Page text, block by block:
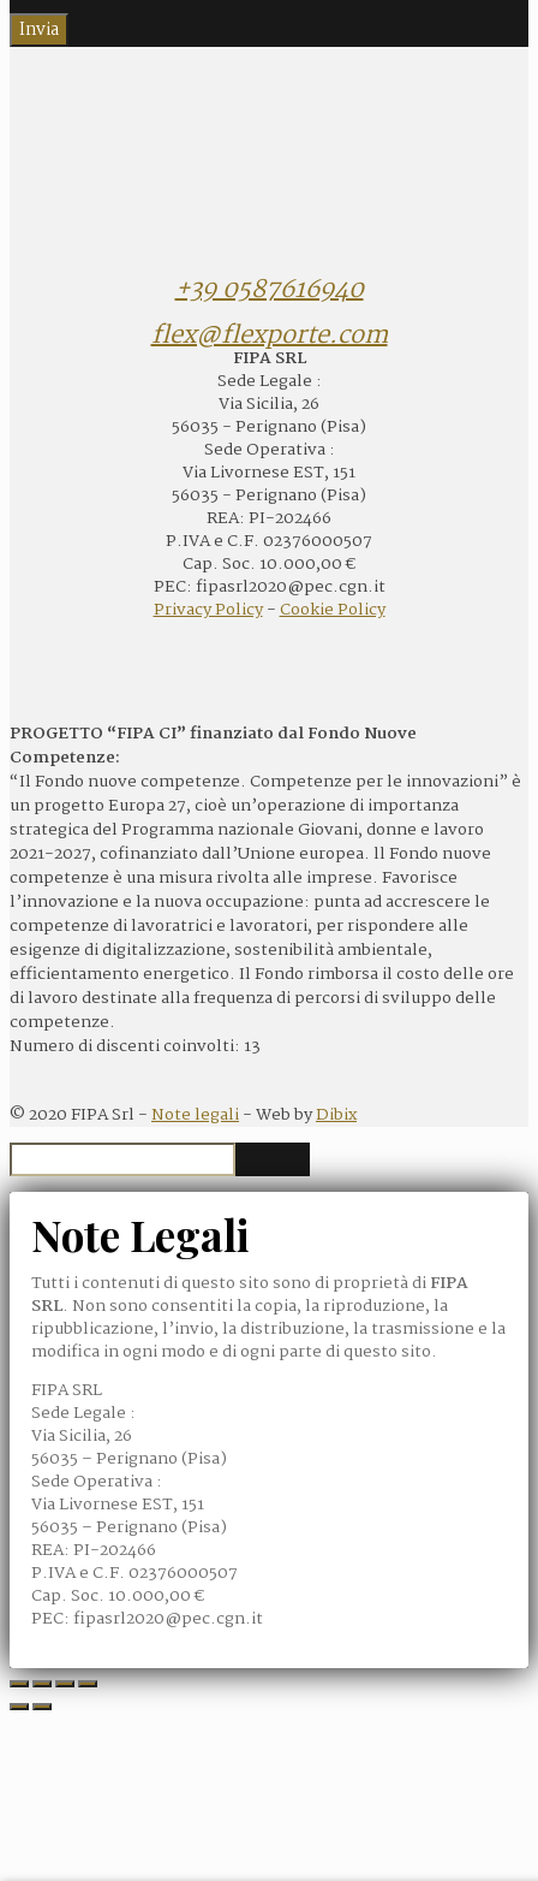
+39 0587616940
flex@flexporte.com
FIPA SRL
Sede Legale :
Via Sicilia, 26
56035 - Perignano (Pisa)
Sede Operativa :
Via Livornese EST, 151
56035 - Perignano (Pisa)
REA: PI-202466
P.IVA e C.F. 02376000507
Cap. Soc. 10.000,00 €
PEC: fipasrl2020@pec.cgn.it
Privacy Policy-Cookie Policy
PROGETTO “FIPA CI” finanziato dal Fondo Nuove
Competenze:
“Il Fondo nuove competenze. Competenze per le innovazioni” è
un progetto Europa 27, cioè un’operazione di importanza
strategica del Programma nazionale Giovani, donne e lavoro
2021-2027, cofinanziato dall’Unione europea. ll Fondo nuove
competenze è una misura rivolta alle imprese. Favorisce
l’innovazione e la nuova occupazione: punta ad accrescere le
competenze di lavoratrici e lavoratori, per rispondere alle
esigenze di digitalizzazione, sostenibilità ambientale,
efficientamento energetico. Il Fondo rimborsa il costo delle ore
di lavoro destinate alla frequenza di percorsi di sviluppo delle
competenze.
Numero di discenti coinvolti: 13
©2020FIPA Srl -Note legali- Web byDibix
Note Legali
Tutti i contenuti di questo sito sono di proprietà diFIPA
SRL. Non sono consentiti la copia, la riproduzione, la
ripubblicazione, l’invio, la distribuzione, la trasmissione e la
modifica in ogni modo e di ogni parte di questo sito.
FIPA SRL
Sede Legale :
Via Sicilia, 26
56035 – Perignano (Pisa)
Sede Operativa :
Via Livornese EST, 151
56035 – Perignano (Pisa)
REA: PI-202466
P.IVA e C.F. 02376000507
Cap. Soc. 10.000,00 €
PEC: fipasrl2020@pec.cgn.it